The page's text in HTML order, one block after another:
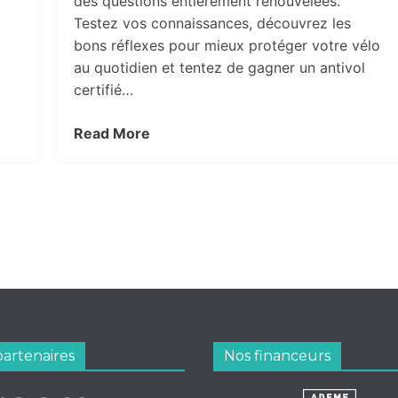
Testez vos connaissances, découvrez les
bons réflexes pour mieux protéger votre vélo
au quotidien et tentez de gagner un antivol
certifié…
Read More
Nos financeurs